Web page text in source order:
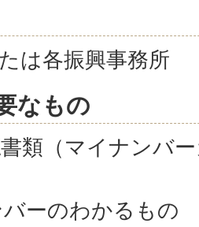
は各振興事務所
なもの
類（マイナンバ
ーのわかるもの